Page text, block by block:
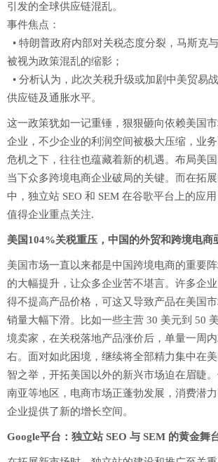
引发的全球供应链混乱。
事件焦点：
• 特朗普政府内部对关税态度分裂，马斯克
被视为政策混乱的缩影；
• 分析认为，此次关税升级或加剧中美贸易
供应链及通胀水平。
这一政策犹如一记重锤，狠狠砸向依赖美国
企业，不少企业的利润空间被极大压缩，业
危机之下，往往也蕴藏着新的机遇。布局美
当下众多跨境电商企业破局的关键。而在拓
中，独立站 SEO 和 SEM 在谷歌平台上的应
值得企业重点关注.
美国104%关税重压，中国的外贸和跨境电商
美国市场一直以来都是中国跨境电商的重要
的大幅提升，让众多企业苦不堪言。许多企
得不提高产品价格，可这又导致产品在美国市
销量大幅下滑。比如一些主营 30 美元到 50
境卖家，在关税落地产品涨价后，单量一周
右。面对如此困境，继续将全部精力集中在
智之举，开拓美国以外的新兴市场迫在眉睫
南亚等地区，电商市场正蓬勃发展，消费潜
企业提供了新的增长空间。
Google平台：独立站 SEO 与 SEM 的黄金舞